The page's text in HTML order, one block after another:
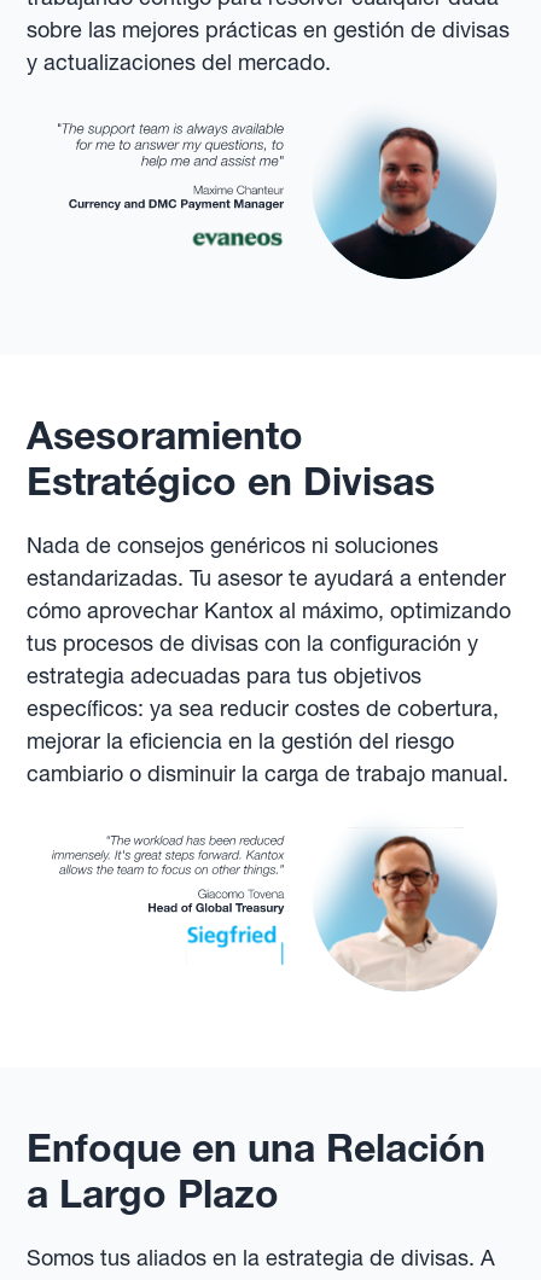
sobre las mejores prácticas en gestión de divisas
y actualizaciones del mercado.
Asesoramiento
Estratégico en Divisas
Nada de consejos genéricos ni soluciones
estandarizadas. Tu asesor te ayudará a entender
cómo aprovechar Kantox al máximo, optimizando
tus procesos de divisas con la configuración y
estrategia adecuadas para tus objetivos
específicos: ya sea reducir costes de cobertura,
mejorar la eficiencia en la gestión del riesgo
cambiario o disminuir la carga de trabajo manual.
Enfoque en una Relación
a Largo Plazo
Somos tus aliados en la estrategia de divisas. A